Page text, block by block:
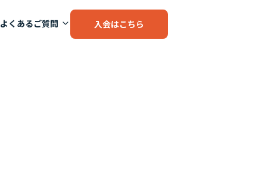
よくあるご質問 入会はこちら